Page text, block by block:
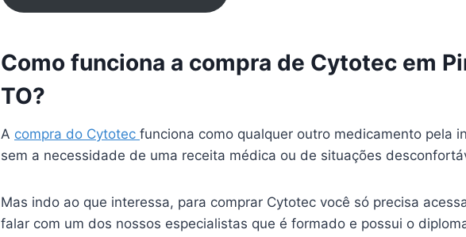
Como funciona a compra de Cytotec em
TO?
A compra do Cytotec funciona como qualquer outro medicamento pela
sem a necessidade de uma receita médica ou de situações
Mas indo ao que interessa, para comprar Cytotec você só precisa
falar com um dos nossos especialistas que é formado e possui o